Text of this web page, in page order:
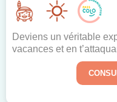
Deviens un véritable
vacances et en